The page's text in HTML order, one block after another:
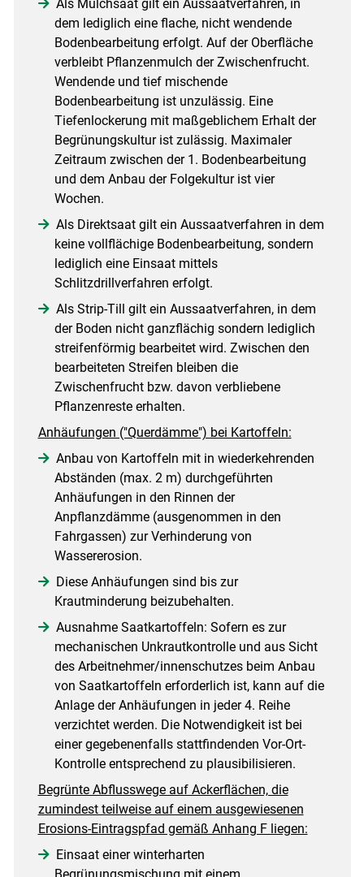
Skip to main content
Als Mulchsaat gilt ein Aussaatverfahren, in
dem lediglich eine flache, nicht wendende
Bodenbearbeitung erfolgt. Auf der Oberfläche
verbleibt Pflanzenmulch der Zwischenfrucht.
Wendende und tief mischende
Bodenbearbeitung ist unzulässig. Eine
Tiefenlockerung mit maßgeblichem Erhalt der
Begrünungskultur ist zulässig. Maximaler
Zeitraum zwischen der 1. Bodenbearbeitung
und dem Anbau der Folgekultur ist vier
Wochen.
Als Direktsaat gilt ein Aussaatverfahren in dem
keine vollflächige Bodenbearbeitung, sondern
lediglich eine Einsaat mittels
Schlitzdrillverfahren erfolgt.
Als Strip-Till gilt ein Aussaatverfahren, in dem
der Boden nicht ganzflächig sondern lediglich
streifenförmig bearbeitet wird. Zwischen den
bearbeiteten Streifen bleiben die
Zwischenfrucht bzw. davon verbliebene
Pflanzenreste erhalten.
Anhäufungen ("Querdämme") bei Kartoffeln:
Anbau von Kartoffeln mit in wiederkehrenden
Abständen (max. 2 m) durchgeführten
Anhäufungen in den Rinnen der
Anpflanzdämme (ausgenommen in den
Fahrgassen) zur Verhinderung von
Wassererosion.
Diese Anhäufungen sind bis zur
Krautminderung beizubehalten.
Ausnahme Saatkartoffeln: Sofern es zur
mechanischen Unkrautkontrolle und aus Sicht
des Arbeitnehmer/innenschutzes beim Anbau
von Saatkartoffeln erforderlich ist, kann auf die
Anlage der Anhäufungen in jeder 4. Reihe
verzichtet werden. Die Notwendigkeit ist bei
einer gegebenenfalls stattfindenden Vor-Ort-
Kontrolle entsprechend zu plausibilisieren.
Begrünte Abflusswege auf Ackerflächen, die
zumindest teilweise auf einem ausgewiesenen
Erosions-Eintragspfad gemäß Anhang F liegen:
Einsaat einer winterharten
Begrünungsmischung mit einem